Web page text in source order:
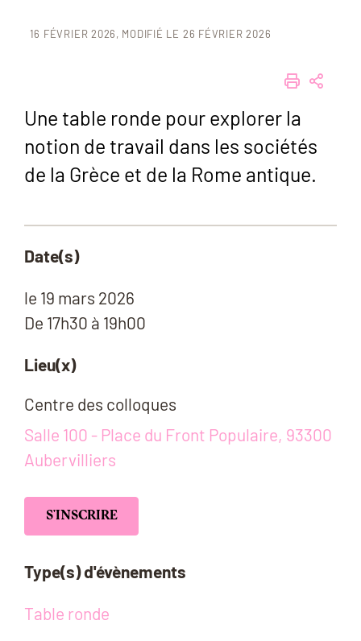
16 FÉVRIER 2026 MODIFIÉ LE 26 FÉVRIER 2026
Une table ronde pour explorer la
notion de travail dans les sociétés
de la Grèce et de la Rome antique.
Date(s)
le 19 mars 2026
De 17h30 à 19h00
Lieu(x)
Centre des colloques
Salle 100 - Place du Front Populaire, 93300
Aubervilliers
S'INSCRIRE
Type(s) d'évènements
Table ronde